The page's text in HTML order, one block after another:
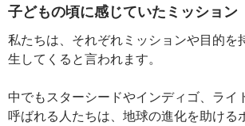
子どもの頃に感じていたミッション
私たちは、それぞれミッションや目的を
生してくると言われます。
中でもスターシードやインディゴ、ライ
呼ばれる人たちは、地球の進化を助ける